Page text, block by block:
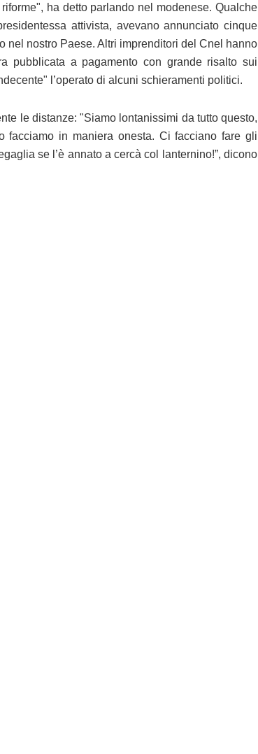
ha detto parlando nel modenese. Qualche
attivista, avevano annunciato cinque
nel nostro Paese. Altri imprenditori del Cnel hanno
pubblicata a pagamento con grande risalto sui
l’operato di alcuni schieramenti politici.
le distanze: "Siamo lontanissimi da tutto questo,
facciamo in maniera onesta. Ci facciano fare gli
se l’è annato a cercà col lanternino!”, dicono